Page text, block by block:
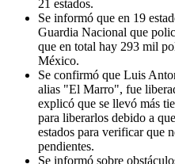
21 estados.
Se informó que en 19
Guardia Nacional que
que en total hay 293 mil
México.
Se confirmó que Luis
alias "El Marro", fue
explicó que se llevó más
para liberarlos debido a
estados para verificar que
pendientes.
Se informó sobre